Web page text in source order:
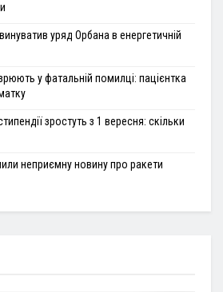
уряд Орбана в енергетичній
у фатальній помилці: пацієнтка
зростуть з 1 вересня: скільки
неприємну новину про ракети